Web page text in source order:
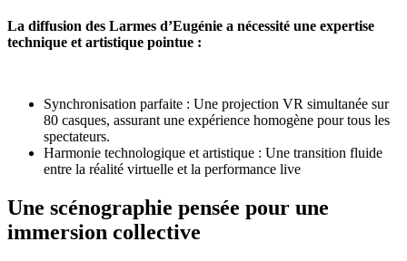
La diffusion des Larmes d’Eugénie a nécessité une expertise
technique et artistique pointue :
Synchronisation parfaite : Une projection VR simultanée sur
80 casques, assurant une expérience homogène pour tous les
spectateurs.
Harmonie technologique et artistique : Une transition fluide
entre la réalité virtuelle et la performance live
Une scénographie pensée pour une
immersion collective